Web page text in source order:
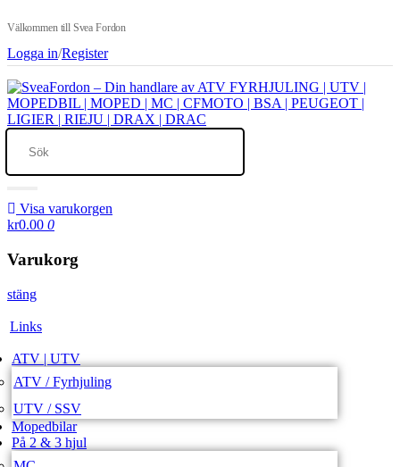
Välkommen till Svea Fordon
Logga in/Register
Visa varukorgen
kr0.00 0
Varukorg
stäng
Links
ATV | UTV
ATV / Fyrhjuling
UTV / SSV
Mopedbilar
På 2 & 3 hjul